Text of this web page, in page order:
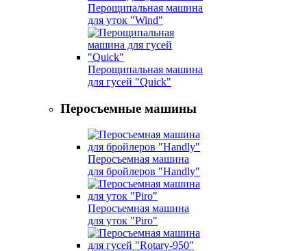
Перощипальная машина
для уток "Wind"
Перощипальная машина
для гусей "Quick"
Перосъемные машины
Перосъемная машина
для бройлеров "Handly"
Перосъемная машина
для уток "Piro"